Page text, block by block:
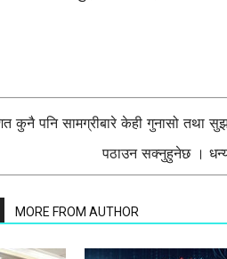
कुनै पनि सामग्रीबारे केही गुनासो तथा
पठाउन सक्नुहुनेछ ।
MORE FROM AUTHOR